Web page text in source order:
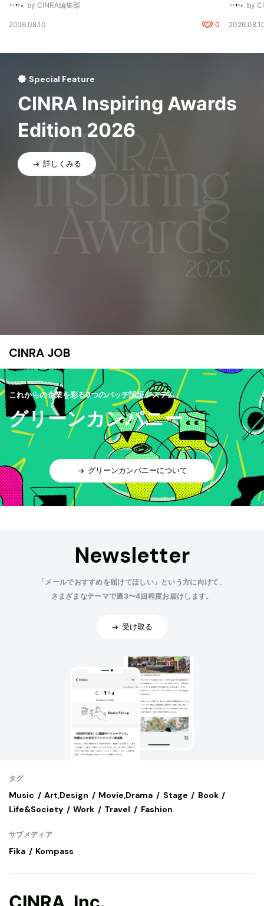
by CINRA編集部
2026.08.10 0
by
Special Feature
CINRA Inspiring Awards
Edition 2026
詳しくみる
CINRA JOB
これからの企業を彩る9つのバッヂ認証システム
グリーンカンパニー
グリーンカンパニーについて
Newsletter
「メールでおすすめを届けてほしい」という方に向けて、
さまざまなテーマで週3〜4回程度お届けします。
受け取る
タグ
Music Art,Design Movie,Drama Stage
Book
Life&Society
Work Travel Fashion
サブメディア
Fika Kompass